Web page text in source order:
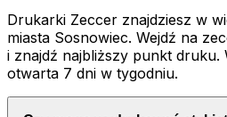
Drukarki Zeccer znajdziesz w
miasta Sosnowiec. Wejdź na
i znajdź najbliższy punkt druku.
otwarta 7 dni w tygodniu.